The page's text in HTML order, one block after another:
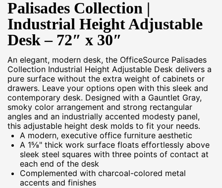
Palisades Collection |
Industrial Height Adjustable
Desk – 72″ x 30″
An elegant, modern desk, the OfficeSource Palisades
Collection Industrial Height Adjustable Desk delivers a
pure surface without the extra weight of cabinets or
drawers. Leave your options open with this sleek and
contemporary desk. Designed with a Gauntlet Gray,
smoky color arrangement and strong rectangular
angles and an industrially accented modesty panel,
this adjustable height desk molds to fit your needs.
A modern, executive office furniture aesthetic
A 1⅝" thick work surface floats effortlessly above
sleek steel squares with three points of contact at
each end of the desk
Complemented with charcoal-colored metal
accents and finishes